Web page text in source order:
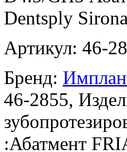
Артикул: 46-
Бренд:
46-2855,
:Абатмент